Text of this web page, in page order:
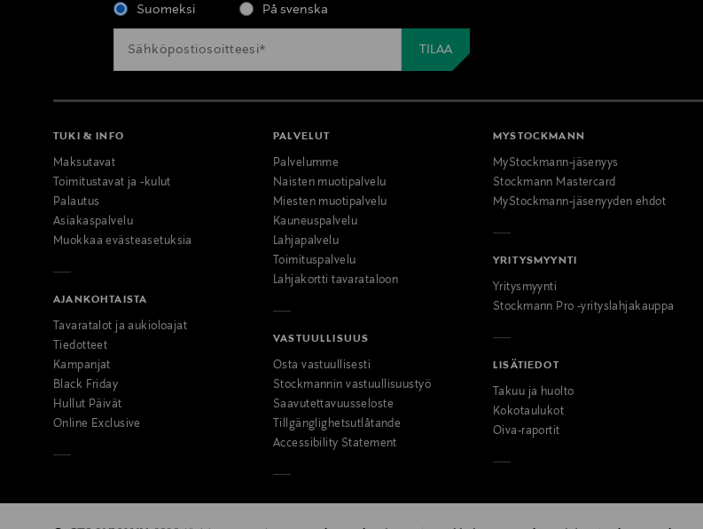
Suomeksi På svenska
TUKI & INFO
Maksutavat
Toimitustavat ja -kulut
Palautus
Asiakaspalvelu
Muokkaa evästeasetuksia
AJANKOHTAISTA
Tavaratalot ja aukioloajat
Tiedotteet
Kampanjat
Black Friday
Hullut Päivät
Online Exclusive
PALVELUT
Palvelumme
Naisten muotipalvelu
Miesten muotipalvelu
Kauneuspalvelu
Lahjapalvelu
Toimituspalvelu
Lahjakortti tavarataloon
VASTUULLISUUS
Osta vastuullisesti
Stockmannin vastuullisuustyö
Saavutettavuusseloste
Tillgänglighetsutlåtande
Accessibility Statement
MYSTOCKMANN
MyStockmann-jäsenyys
Stockmann Mastercard
MyStockmann-jäsenyyden ehdot
YRITYSMYYNTI
Yritysmyynti
Stockmann Pro -yrityslahjakauppa
LISÄTIEDOT
Takuu ja huolto
Kokotaulukot
Oiva-raportit